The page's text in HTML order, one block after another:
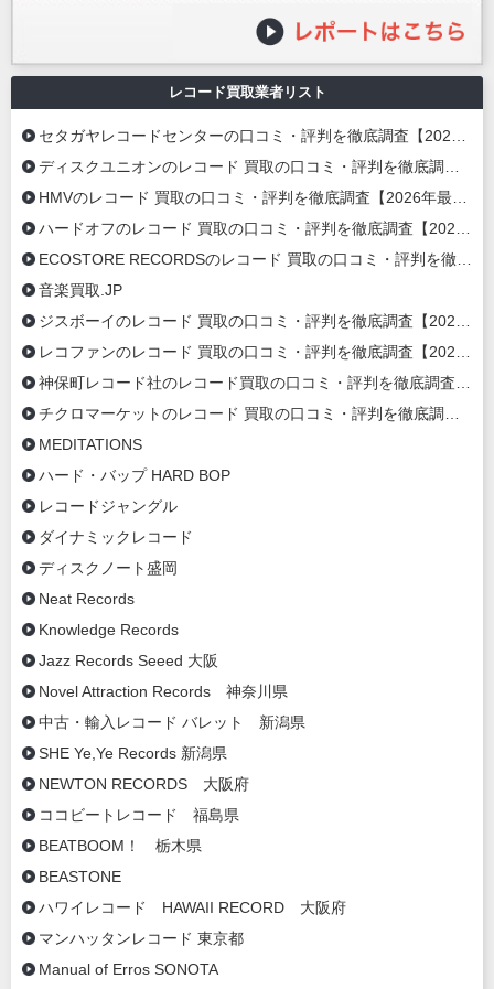
レコード買取業者リスト
セタガヤレコードセンターの口コミ・評判を徹底調査【2026年最新】
ディスクユニオンのレコード 買取の口コミ・評判を徹底調査【2026年最新】
HMVのレコード 買取の口コミ・評判を徹底調査【2026年最新】
ハードオフのレコード 買取の口コミ・評判を徹底調査【2026年最新】
ECOSTORE RECORDSのレコード 買取の口コミ・評判を徹底調査【2020年最新】
音楽買取.JP
ジスボーイのレコード 買取の口コミ・評判を徹底調査【2020年最新】
レコファンのレコード 買取の口コミ・評判を徹底調査【2020年最新】
神保町レコード社のレコード買取の口コミ・評判を徹底調査【2020年最新】
チクロマーケットのレコード 買取の口コミ・評判を徹底調査【2020年最新】
MEDITATIONS
ハード・バップ HARD BOP
レコードジャングル
ダイナミックレコード
ディスクノート盛岡
Neat Records
Knowledge Records
Jazz Records Seeed 大阪
Novel Attraction Records 神奈川県
中古・輸入レコード バレット 新潟県
SHE Ye,Ye Records 新潟県
NEWTON RECORDS 大阪府
ココビートレコード 福島県
BEATBOOM！ 栃木県
BEASTONE
ハワイレコード HAWAII RECORD 大阪府
マンハッタンレコード 東京都
Manual of Erros SONOTA